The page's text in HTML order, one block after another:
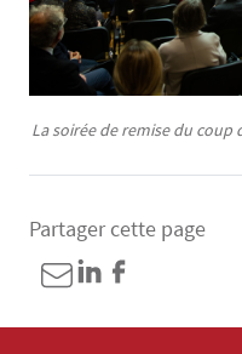
La soirée de remise du
Partager cette page